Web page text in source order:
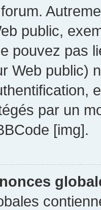
public,
pouvez pas
Web public)
par un
[img].